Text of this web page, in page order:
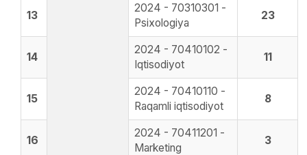
13
2024 - 70310301 -
Psixologiya
23
14
2024 - 70410102 -
Iqtisodiyot
11
15
2024 - 70410110 -
Raqamli iqtisodiyot
8
16
2024 - 70411201 -
Marketing
3